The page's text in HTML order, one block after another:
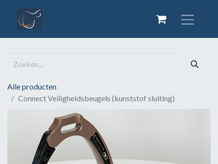
Alle producten
Connect Veiligheidsbeugels (kunststof sluiting)